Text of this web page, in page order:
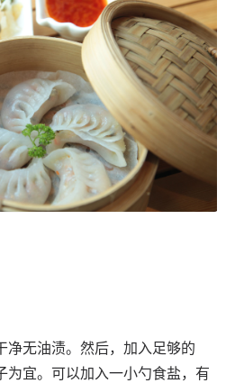
净无油渍。然后，加入足够的
为宜。可以加入一小勺食盐，有